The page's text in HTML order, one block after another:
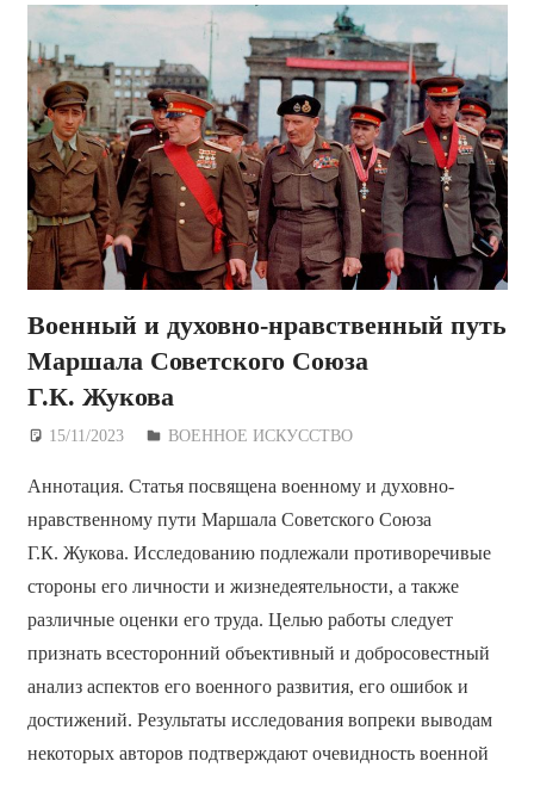
Военный и духовно-нравственный путь
Маршала Советского Союза
Г.К. Жукова
15/11/2023 Дежурный по Редакции
ВОЕННОЕ ИСКУССТВО
Аннотация. Статья посвящена военному и духовно-
нравственному пути Маршала Советского Союза
Г.К. Жукова. Исследованию подлежали противоречивые
стороны его личности и жизнедеятельности, а также
различные оценки его труда. Целью работы следует
признать всесторонний объективный и добросовестный
анализ аспектов его военного развития, его ошибок и
достижений. Результаты исследования вопреки выводам
некоторых авторов подтверждают очевидность военной